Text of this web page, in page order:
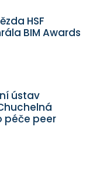
HSF
BIM Awards
ústav
péče peer